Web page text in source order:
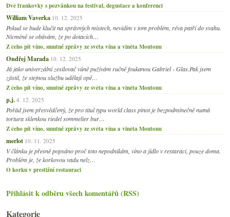
Dvě frankovky s pozvánkou na festival, degustace a konferenci
William Vaverka 10. 12. 2025
Pokud se bude klučit na správných místech, nevidím v tom problém, réva patří do svahu.
Nicméně se obávám, že po dotacích…
Z čeho pít víno, smutné zprávy ze světa vína a viněta Moutonu
Ondřej Marada 10. 12. 2025
Já jako univerzální zesilovač vůně pužívám ručně foukanou Gabriel - Glas.Pak jsem
zjistil, že stejnou službu udělají opě…
Z čeho pít víno, smutné zprávy ze světa vína a viněta Moutonu
p.j. 4. 12. 2025
Pořád jsem přesvědčený, že pro titul typu world class pinot je bezpodmínečně nutná
tortura sklenkou riedel sommelier bur…
Z čeho pít víno, smutné zprávy ze světa vína a viněta Moutonu
merlot 10. 11. 2025
V článku je přesně popsáno proč toto nepodnikám, víno a jídlo v restaraci, pouze doma.
Problém je, že korkovou vadu nelz…
O korku v prestižní restauraci
Přihlásit k odběru všech komentářů (RSS)
Kategorie